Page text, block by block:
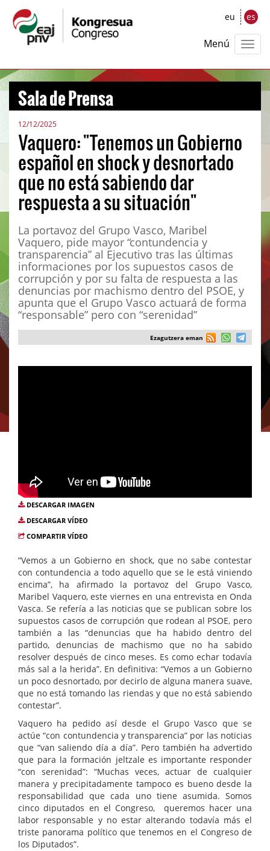
eu es
Menú
Sala de Prensa
12/12/2025
Vaquero: "Tenemos un Gobierno
español en shock y desnortado
que no está sabiendo dar
respuesta a su situación"
La portavoz del Grupo Vasco, Maribel
Vaquero, pide mayor “contundencia y
transparencia” al Ejecutivo tras las últimas
informaciones por los supuestos casos de
corrupción y por su falta de respuesta a las
denuncias por machismo dentro del PSOE, y
apunta que el Grupo Vasco actuará de forma
“responsable” pero con “serenidad”
Ezagutzera eman
DESCARGAR IMAGEN
DESCARGAR VÍDEO
COMPARTIR VÍDEO
“Vemos a un Gobierno en shock, que no sabe contestar
con contundencia a todo aquello que se le está viniendo
encima”, ha afirmado la portavoz del Grupo Vasco,
Maribel Vaquero, este viernes en una entrevista en Onda
Vasca. Se refería a las noticias que se publican sobre los
supuestos casos de corrupción que rodean al PSOE, pero
también a las “denuncias que ha habido dentro del
partido, denuncias de machismo que no ha sabido
resolver después de cinco meses. Es como echar todavía
más sal a la herida”. En definitiva: “Vemos a un Gobierno
un poco desnortado, por decirlo de alguna manera suave,
que no está tomando las riendas y que no está sabiendo
contestar”.
Vaquero ha pedido así desde el Grupo Vasco que se
actúe “con contundencia y transparencia” por las noticias
que “van saliendo día a día”. Pero también ha advertido
que para la formación jeltzale es importante responder
“con serenidad”: “Muchas veces, actuar de cualquier
manera y precipitadamente tampoco es bueno desde la
responsabilidad que cada uno tiene asumida. Somos
cinco diputados en el Congreso, queremos hacer una
labor responsable y no estar alterando todavía más el
triste panorama político que tenemos en el Congreso de
los Diputados”.